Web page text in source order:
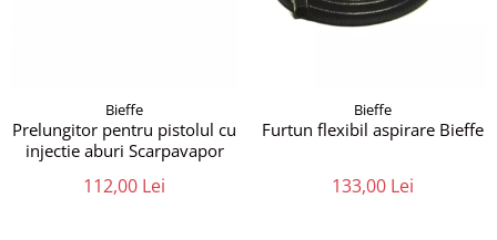
Bieffe
Prelungitor pentru pistolul cu
injectie aburi Scarpavapor
112,00 Lei
Bieffe
Furtun flexibil aspirare Bieffe
133,00 Lei